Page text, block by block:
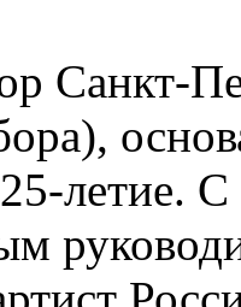
Санкт-
25-летие.